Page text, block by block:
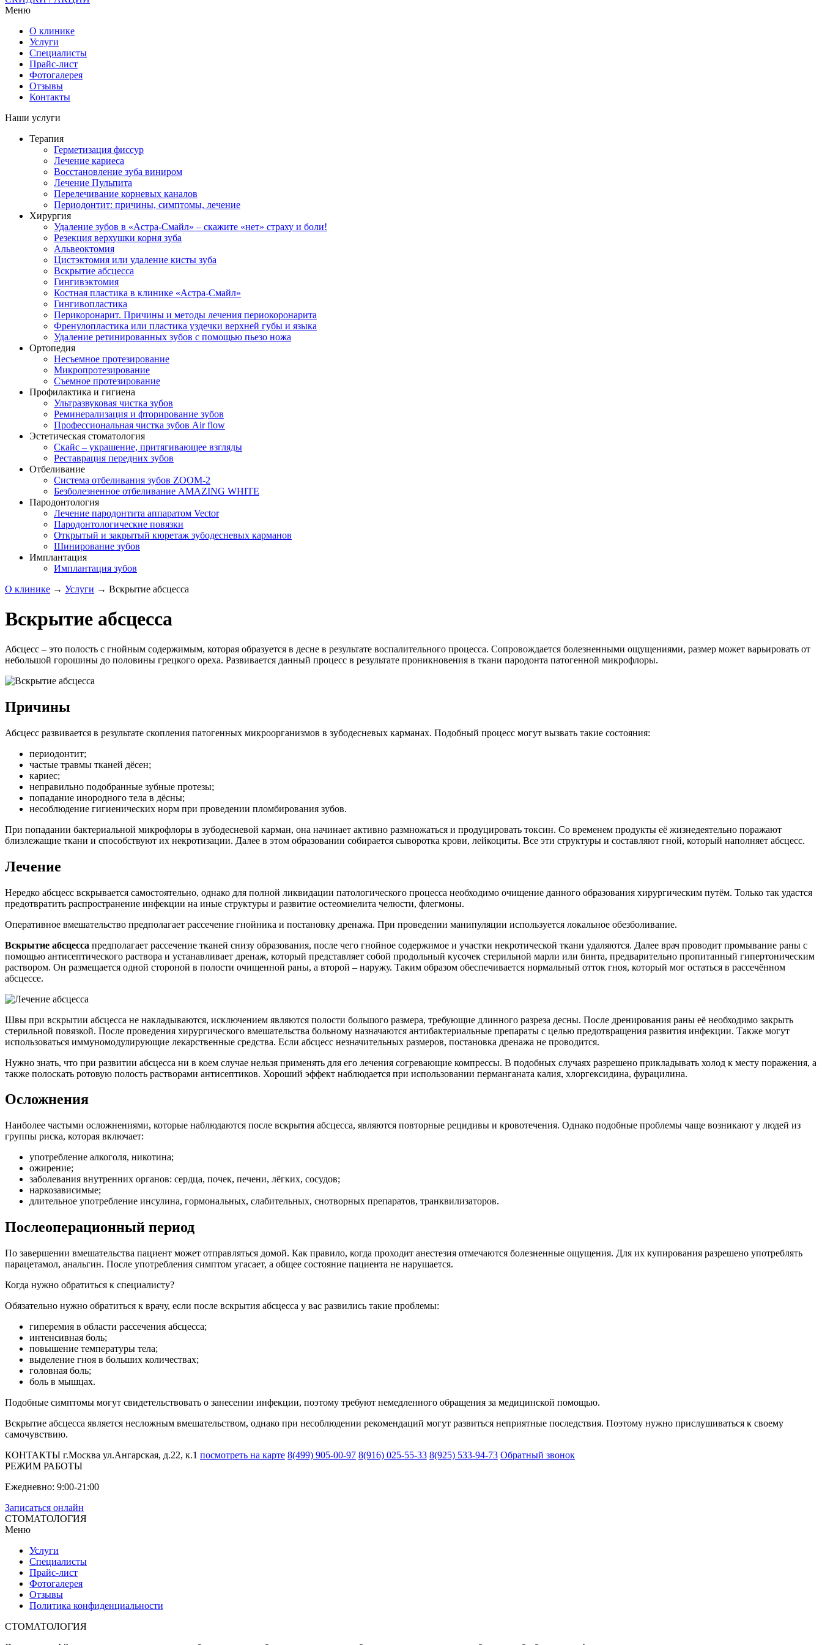
Меню
О клинике
Услуги
Специалисты
Прайс-лист
Фотогалерея
Отзывы
Контакты
Наши услуги
Терапия
Герметизация фиссур
Лечение кариеса
Восстановление зуба виниром
Лечение Пульпита
Перелечивание корневых каналов
Периодонтит: причины, симптомы, лечение
Хирургия
Удаление зубов в «Астра-Смайл» – скажите «нет» страху и боли!
Резекция верхушки корня зуба
Альвеоктомия
Цистэктомия или удаление кисты зуба
Вскрытие абсцесса
Гингивэктомия
Костная пластика в клинике «Астра-Смайл»
Гингивопластика
Перикоронарит. Причины и методы лечения периокоронарита
Френулопластика или пластика уздечки верхней губы и языка
Удаление ретинированных зубов с помощью пьезо ножа
Ортопедия
Несъемное протезирование
Микропротезирование
Съемное протезирование
Профилактика и гигиена
Ультразвуковая чистка зубов
Реминерализация и фторирование зубов
Профессиональная чистка зубов Air flow
Эстетическая стоматология
Скайс – украшение, притягивающее взгляды
Реставрация передних зубов
Отбеливание
Система отбеливания зубов ZOOM-2
Безболезненное отбеливание AMAZING WHITE
Пародонтология
Лечение пародонтита аппаратом Vector
Пародонтологические повязки
Открытый и закрытый кюретаж зубодесневых карманов
Шинирование зубов
Имплантация
Имплантация зубов
О клинике → Услуги → Вскрытие абсцесса
Вскрытие абсцесса
Абсцесс – это полость с гнойным содержимым, которая образуется в десне в результате воспалительного процесса. Сопровождается болезненными ощущениями, размер может варьировать от
небольшой горошины до половины грецкого ореха. Развивается данный процесс в результате проникновения в ткани пародонта патогенной микрофлоры.
Причины
Абсцесс развивается в результате скопления патогенных микроорганизмов в зубодесневых карманах. Подобный процесс могут вызвать такие состояния:
периодонтит;
частые травмы тканей дёсен;
кариес;
неправильно подобранные зубные протезы;
попадание инородного тела в дёсны;
несоблюдение гигиенических норм при проведении пломбирования зубов.
При попадании бактериальной микрофлоры в зубодесневой карман, она начинает активно размножаться и продуцировать токсин. Со временем продукты её жизнедеятельно поражают
близлежащие ткани и способствуют их некротизации. Далее в этом образовании собирается сыворотка крови, лейкоциты. Все эти структуры и составляют гной, который наполняет абсцесс.
Лечение
Нередко абсцесс вскрывается самостоятельно, однако для полной ликвидации патологического процесса необходимо очищение данного образования хирургическим путём. Только так удастся
предотвратить распространение инфекции на иные структуры и развитие остеомиелита челюсти, флегмоны.
Оперативное вмешательство предполагает рассечение гнойника и постановку дренажа. При проведении манипуляции используется локальное обезболивание.
Вскрытие абсцесса предполагает рассечение тканей снизу образования, после чего гнойное содержимое и участки некротической ткани удаляются. Далее врач проводит промывание раны с
помощью антисептического раствора и устанавливает дренаж, который представляет собой продольный кусочек стерильной марли или бинта, предварительно пропитанный гипертоническим
раствором. Он размещается одной стороной в полости очищенной раны, а второй – наружу. Таким образом обеспечивается нормальный отток гноя, который мог остаться в рассечённом
абсцессе.
Швы при вскрытии абсцесса не накладываются, исключением являются полости большого размера, требующие длинного разреза десны. После дренирования раны её необходимо закрыть
стерильной повязкой. После проведения хирургического вмешательства больному назначаются антибактериальные препараты с целью предотвращения развития инфекции. Также могут
использоваться иммуномодулирующие лекарственные средства. Если абсцесс незначительных размеров, постановка дренажа не проводится.
Нужно знать, что при развитии абсцесса ни в коем случае нельзя применять для его лечения согревающие компрессы. В подобных случаях разрешено прикладывать холод к месту поражения, а
также полоскать ротовую полость растворами антисептиков. Хороший эффект наблюдается при использовании перманганата калия, хлоргексидина, фурацилина.
Осложнения
Наиболее частыми осложнениями, которые наблюдаются после вскрытия абсцесса, являются повторные рецидивы и кровотечения. Однако подобные проблемы чаще возникают у людей из
группы риска, которая включает:
употребление алкоголя, никотина;
ожирение;
заболевания внутренних органов: сердца, почек, печени, лёгких, сосудов;
наркозависимые;
длительное употребление инсулина, гормональных, слабительных, снотворных препаратов, транквилизаторов.
Послеоперационный период
По завершении вмешательства пациент может отправляться домой. Как правило, когда проходит анестезия отмечаются болезненные ощущения. Для их купирования разрешено употреблять
парацетамол, анальгин. После употребления симптом угасает, а общее состояние пациента не нарушается.
Когда нужно обратиться к специалисту?
Обязательно нужно обратиться к врачу, если после вскрытия абсцесса у вас развились такие проблемы:
гиперемия в области рассечения абсцесса;
интенсивная боль;
повышение температуры тела;
выделение гноя в больших количествах;
головная боль;
боль в мышцах.
Подобные симптомы могут свидетельствовать о занесении инфекции, поэтому требуют немедленного обращения за медицинской помощью.
Вскрытие абсцесса является несложным вмешательством, однако при несоблюдении рекомендаций могут развиться неприятные последствия. Поэтому нужно прислушиваться к своему
самочувствию.
КОНТАКТЫ г.Москва ул.Ангарская, д.22, к.1 посмотреть на карте 8(499) 905-00-97 8(916) 025-55-33 8(925) 533-94-73 Обратный звонок
РЕЖИМ РАБОТЫ
Ежедневно: 9:00-21:00
Записаться онлайн
СТОМАТОЛОГИЯ
Меню
Услуги
Специалисты
Прайс-лист
Фотогалерея
Отзывы
Политика конфиденциальности
СТОМАТОЛОГИЯ